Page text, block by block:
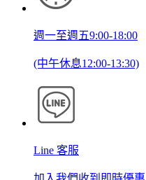
週一至週五9:00-18:00
(中午休息12:00-13:30)
Line 客服